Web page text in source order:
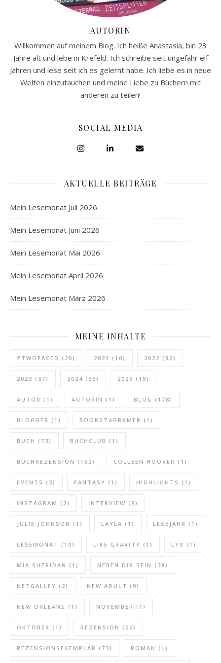
AUTORIN
Willkommen auf meinem Blog. Ich heiße Anastasia, bin 23
Jahre alt und lebe in Krefeld. Ich schreibe seit ungefähr elf
Jahren und lese seit ich es gelernt habe. Ich liebe es in neue
Welten einzutauchen und meine Liebe zu Büchern mit
anderen zu teilen!
SOCIAL MEDIA
AKTUELLE BEITRÄGE
Mein Lesemonat Juli 2026
Mein Lesemonat Juni 2026
Mein Lesemonat Mai 2026
Mein Lesemonat April 2026
Mein Lesemonat März 2026
MEINE INHALTE
#TWOFACED (20) 2021 (10) 2022 (82)
2023 (37) 2024 (36) 2025 (19)
AUTOR (1) AUTORIN (1) BLOG (178)
BLOGGER (1) BOOKSTAGRAMER (1)
BUCH (73) BUCHCLUB (1)
BUCHREZENSION (152) COLLEEN HOOVER (1)
EVENTS (3) FANTASY (1) HIGHLIGHTS (1)
INSTAGRAM (2) INTERVIEW (9)
JULIE JOHNSON (1) LAYLA (1) LESEJAHR (1)
LESEMONAT (10) LIKE GRAVITY (1) LYX (1)
MIA SHERIDAN (1) NEBEN DIR SEIN (38)
NETGALLEY (2) NEW ADULT (9)
NEW ORLEANS (1) NOVEMBER (1)
OKTOBER (1) REZENSION (52)
REZENSIONSEXEMPLAR (73) ROMAN (1)